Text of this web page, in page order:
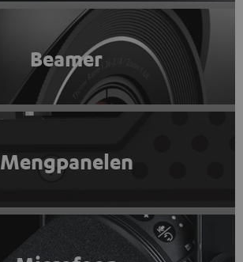
Beamer
Mengpanelen